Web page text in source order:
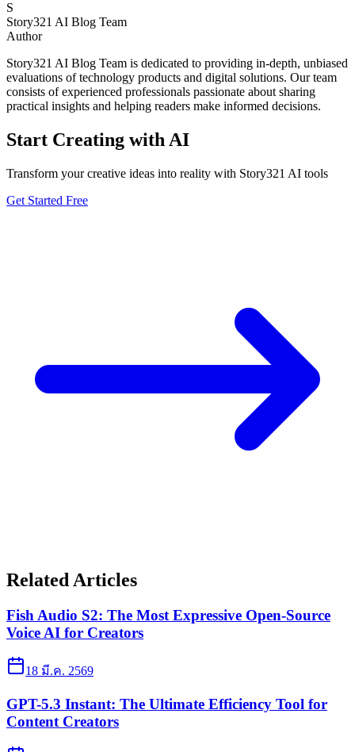
S
Story321 AI Blog Team
Author
Story321 AI Blog Team is dedicated to providing in-depth, unbiased
evaluations of technology products and digital solutions. Our team
consists of experienced professionals passionate about sharing
practical insights and helping readers make informed decisions.
Start Creating with AI
Transform your creative ideas into reality with Story321 AI tools
Get Started Free
Related Articles
Fish Audio S2: The Most Expressive Open-Source
Voice AI for Creators
18 มี.ค. 2569
GPT-5.3 Instant: The Ultimate Efficiency Tool for
Content Creators